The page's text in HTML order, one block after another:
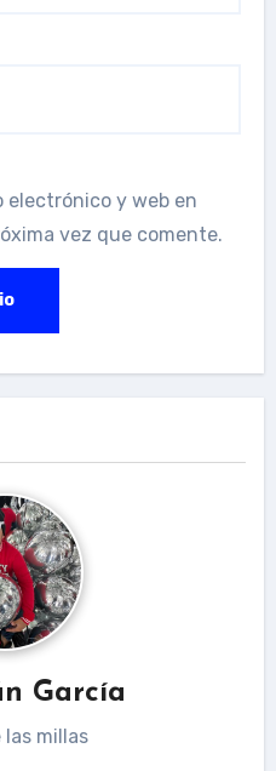
electrónico y web en
vez que comente.
García
las millas